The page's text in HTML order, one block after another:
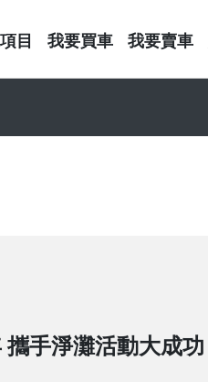
目 我要買車 我要賣車
攜手淨灘活動大成功